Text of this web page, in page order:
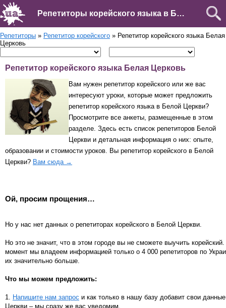
Репетиторы корейского языка в Белой Церкви
Репетиторы » Репетитор корейского » Репетитор корейского языка Белая
Церковь
Репетитор корейского языка Белая Церковь
Вам нужен репетитор корейского или же вас
интересуют уроки, которые может предложить
репетитор корейского языка в Белой Церкви?
Просмотрите все анкеты, размещенные в этом
разделе. Здесь есть список репетиторов Белой
Церкви и детальная информация о них: опыте,
образовании и стоимости уроков. Вы репетитор корейского в Белой
Церкви? Вам сюда →
Ой, просим прощения…
Но у нас нет данных о репетиторах корейского в Белой Церкви.
Но это не значит, что в этом городе вы не сможете выучить
момент мы владеем информацией только о 4 000 репетиторов по
их значительно больше.
Что мы можем предложить:
1. Напишите нам запрос и как только в нашу базу добавит свои
Церкви – мы сразу же вас уведомим.